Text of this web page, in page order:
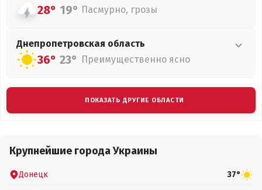
28° 19° Пасмурно, грозы
Днепропетровская область
36° 23° Преимущественно ясно
ПОКАЗАТЬ ДРУГИЕ ОБЛАСТИ
Крупнейшие города Украины
Донецк 37°